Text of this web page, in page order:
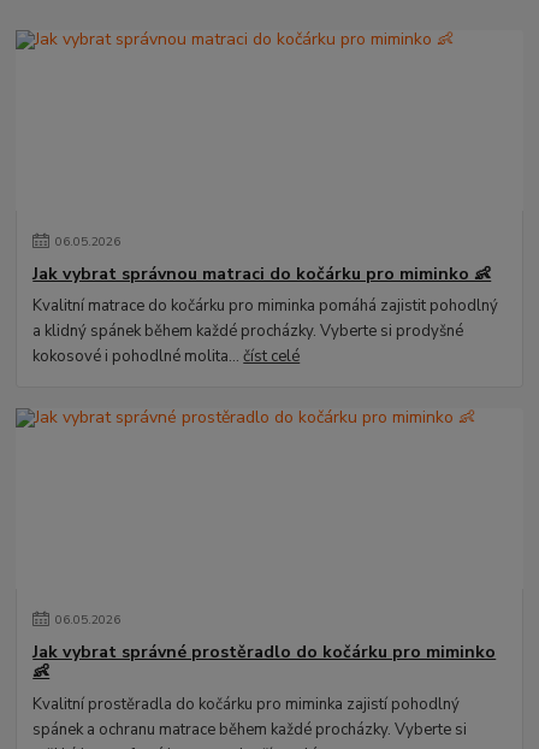
06.05.2026
Jak vybrat správnou matraci do kočárku pro miminko 👶
Kvalitní matrace do kočárku pro miminka pomáhá zajistit pohodlný
a klidný spánek během každé procházky. Vyberte si prodyšné
kokosové i pohodlné molita...číst celé
06.05.2026
Jak vybrat správné prostěradlo do kočárku pro miminko
👶
Kvalitní prostěradla do kočárku pro miminka zajistí pohodlný
spánek a ochranu matrace během každé procházky. Vyberte si